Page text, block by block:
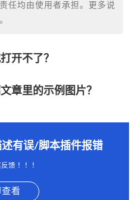
任均由使用者承担。更多说
开不了？
章里的示例图片？
述有误/脚本插件报错
馈 ！！！
看